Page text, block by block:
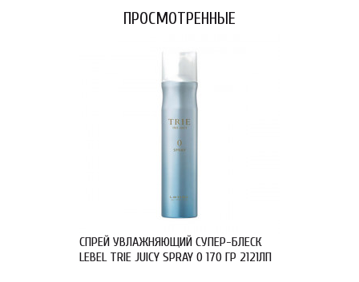
ПРОСМОТРЕННЫЕ
СПРЕЙ УВЛАЖНЯЮЩИЙ СУПЕР-БЛЕСК
LEBEL TRIE JUICY SPRAY 0 170 ГР 2121ЛП